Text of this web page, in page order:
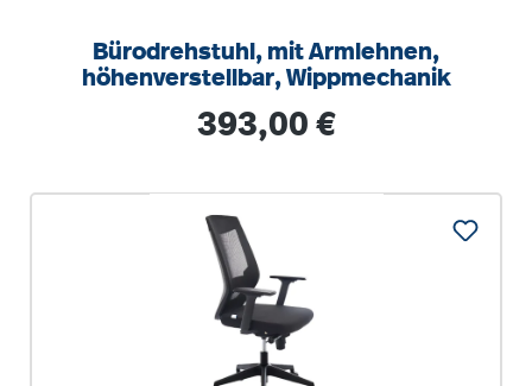
Bürodrehstuhl, mit Armlehnen,
höhenverstellbar, Wippmechanik
Regulärer Preis:
393,00 €